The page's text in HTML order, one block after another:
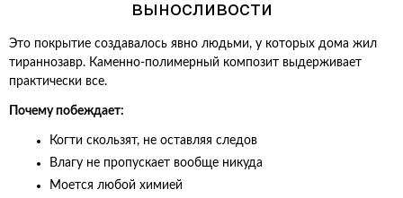
выносливости
Это покрытие создавалось явно людьми, у которых дома жил
тираннозавр. Каменно-полимерный композит выдерживает
практически все.
Почему побеждает:
Когти скользят, не оставляя следов
Влагу не пропускает вообще никуда
Моется любой химией